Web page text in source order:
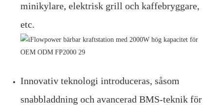
minikylare, elektrisk grill och kaffebryggare,
etc.
Innovativ teknologi introduceras, såsom
snabbladdning och avancerad BMS-teknik för